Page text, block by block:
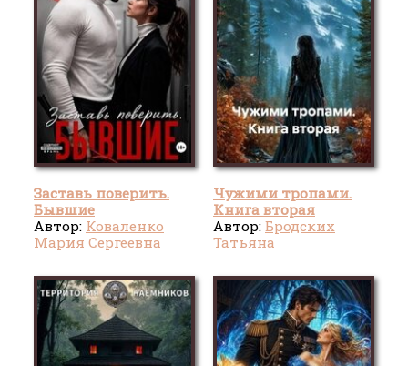
Заставь поверить.
Бывшие
Автор: Коваленко
Мария Сергеевна
Чужими тропами.
Книга вторая
Автор: Бродских
Татьяна